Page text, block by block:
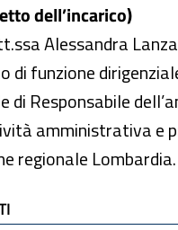
dell’incarico)
Alessandra
di funzione
di Responsabile
amministrativa e
regionale